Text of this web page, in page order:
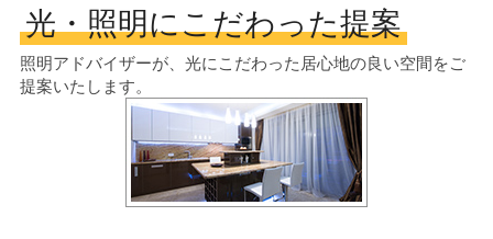
光・照明にこだわった提案
照明アドバイザーが、光にこだわった居心地の良い空間をご
提案いたします。